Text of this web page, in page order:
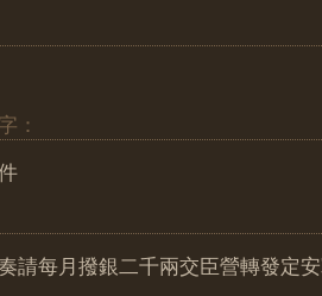
：
請每月撥銀二千兩交臣營轉發定